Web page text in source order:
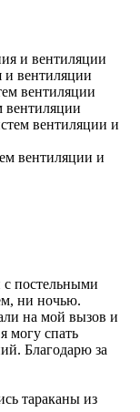
и вентиляции
вентиляции
вентиляции и
с постельными
ни ночью.
на мой вызов и
могу спать
Благодарю за
тараканы из